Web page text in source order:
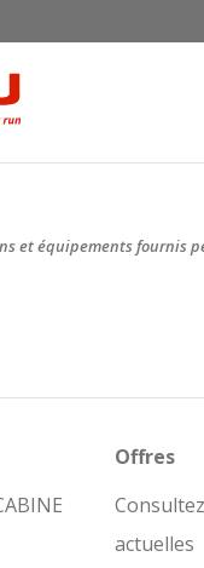
et équipements fournis
Offres
actuelles